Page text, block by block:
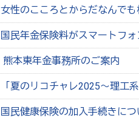
女性のこころとからだなんでも
国民年金保険料がスマートフ
熊本東年金事務所のご案内
「夏のリコチャレ2025～理工
国民健康保険の加入手続きにつ